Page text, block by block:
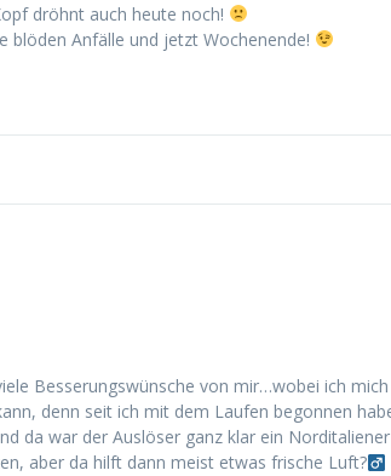
dröhnt auch heute noch!
blöden Anfälle und jetzt Wochenende!
Besserungswünsche von mir…wobei ich
denn seit ich mit dem Laufen begonnen
da war der Auslöser ganz klar ein Norditaliener
aber da hilft dann meist etwas frische Luft?‍